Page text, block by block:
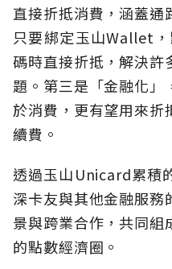
直接折抵消費，涵蓋通
只要綁定玉山Wallet
碼時直接折抵，解決許
題。第三是「金融化」
於消費，更有望用來折
續費。
透過玉山Unicard累積
深卡友與其他金融服
景與跨業合作，共同組
的點數經濟圈。